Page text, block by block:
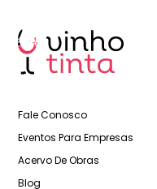
Fale Conosco
Eventos Para Empresas
Acervo De Obras
Blog